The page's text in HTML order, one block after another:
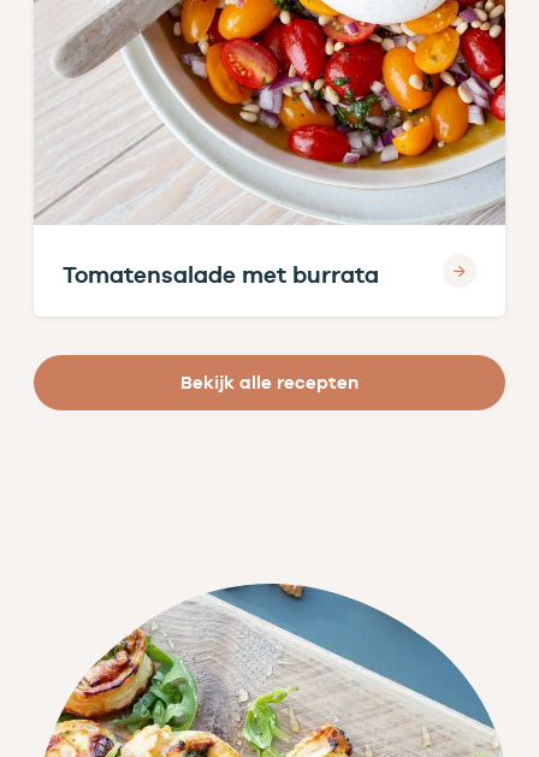
Tomatensalade met burrata
Bekijk alle recepten